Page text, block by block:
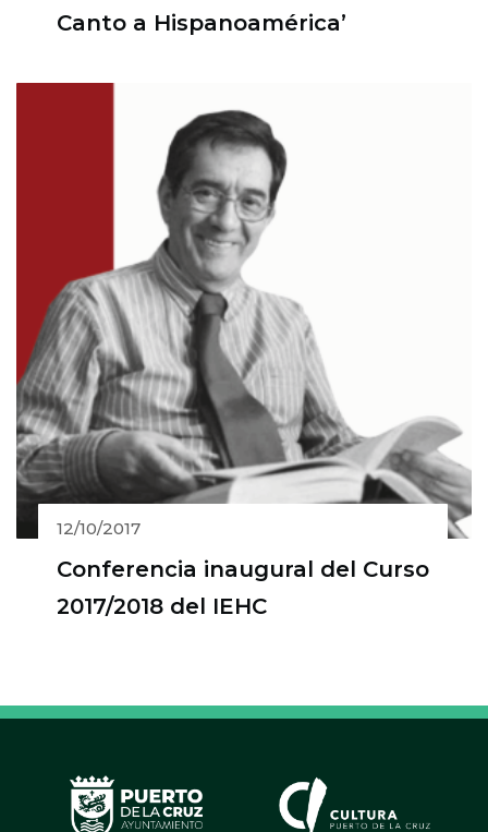
Canto a Hispanoamérica’
12/10/2017
Conferencia inaugural del Curso
2017/2018 del IEHC